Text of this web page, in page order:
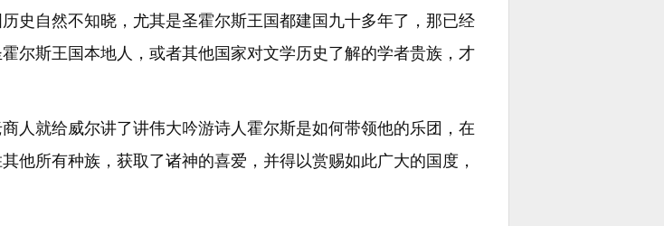
史自然不知晓，尤其是圣霍尔斯王国都建国九十多年了，那已经
尔斯王国本地人，或者其他国家对文学历史了解的学者贵族，才
人就给威尔讲了讲伟大吟游诗人霍尔斯是如何带领他的乐团，在
他所有种族，获取了诸神的喜爱，并得以赏赐如此广大的国度，